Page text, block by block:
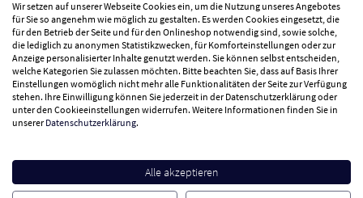
Vertrag widerrufen
Zahlungsarten
Wir setzen auf unserer Webseite Cookies ein, um die Nutzung unseres Angebotes
für Sie so angenehm wie möglich zu gestalten. Es werden Cookies eingesetzt, die
für den Betrieb der Seite und für den Onlineshop notwendig sind, sowie solche,
die lediglich zu anonymen Statistikzwecken, für Komforteinstellungen oder zur
Anzeige personalisierter Inhalte genutzt werden. Sie können selbst entscheiden,
welche Kategorien Sie zulassen möchten. Bitte beachten Sie, dass auf Basis Ihrer
Einstellungen womöglich nicht mehr alle Funktionalitäten der Seite zur Verfügung
stehen. Ihre Einwilligung können Sie jederzeit in der Datenschutzerklärung oder
unter den Cookieeinstellungen widerrufen. Weitere Informationen finden Sie in
unsererDatenschutzerklärung.
Alle akzeptieren